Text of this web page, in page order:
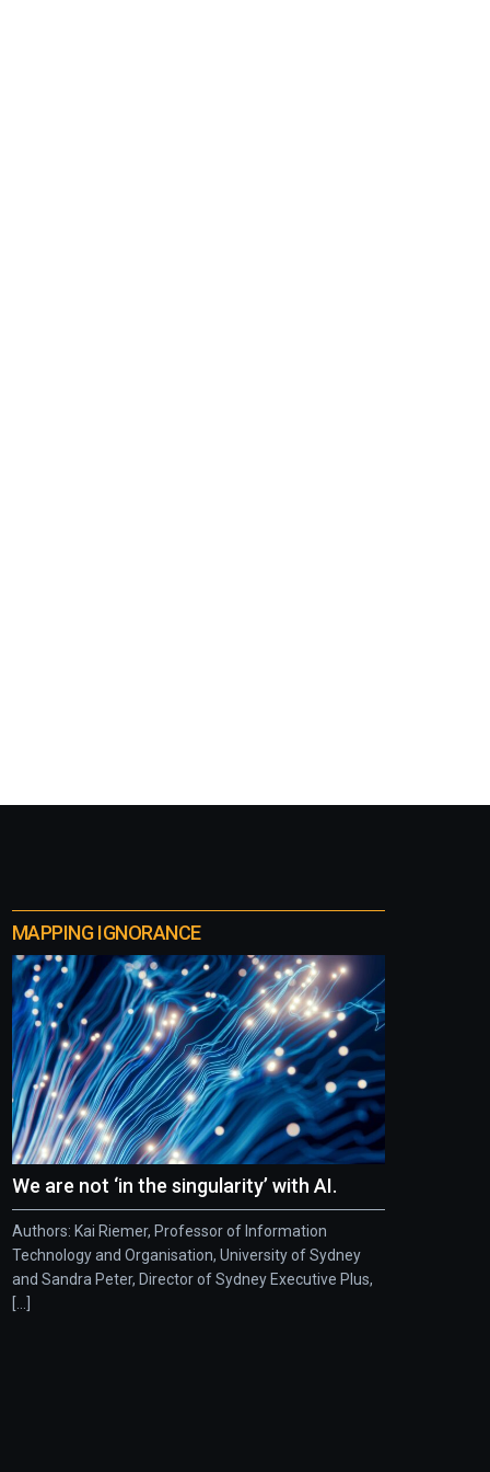
MAPPING IGNORANCE
We are not ‘in the singularity’ with AI.
Authors: Kai Riemer, Professor of Information
Technology and Organisation, University of Sydney
and Sandra Peter, Director of Sydney Executive Plus,
[...]